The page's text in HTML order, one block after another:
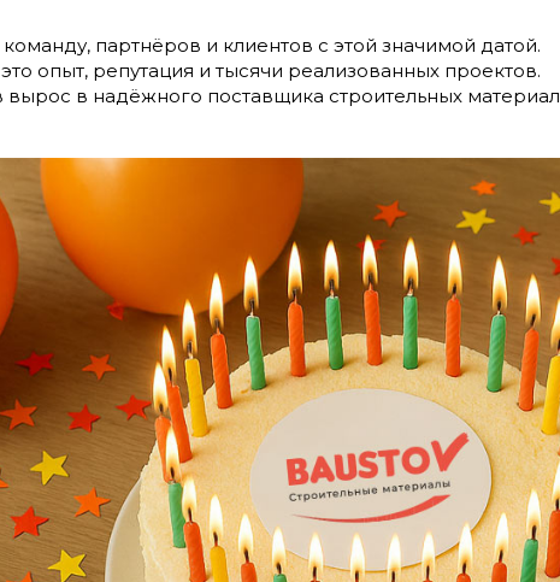
партнёров и клиентов с этой значимой датой.
опыт, репутация и тысячи реализованных проектов.
вырос в надёжного поставщика строительных